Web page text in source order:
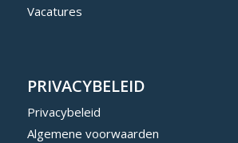
Vacatures
PRIVACYBELEID
Privacybeleid
Algemene voorwaarden